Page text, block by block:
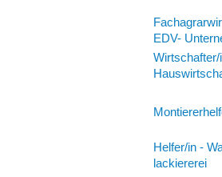
EDV-
Wirtschafter/
Helfer/in -
lackiererei